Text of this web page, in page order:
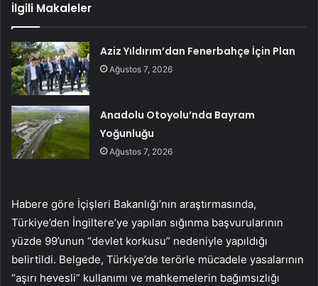
İlgili Makaleler
Aziz Yıldırım’dan Fenerbahçe İçin Plan
Ağustos 7, 2026
Anadolu Otoyolu’nda Bayram
Yoğunluğu
Ağustos 7, 2026
Habere göre İçişleri Bakanlığı’nın araştırmasında,
Türkiye’den İngiltere’ye yapılan sığınma başvurularının
yüzde 99’unun “devlet korkusu” nedeniyle yapıldığı
belirtildi. Belgede, Türkiye’de terörle mücadele yasalarının
“aşırı hevesli” kullanımı ve mahkemelerin bağımsızlığı